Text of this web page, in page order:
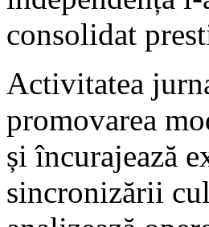
consolidat
Activitatea
promovarea
și încurajează
sincronizării